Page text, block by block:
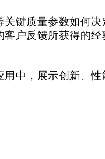
键质量参数如何
户反馈所获得的
中，展示创新、